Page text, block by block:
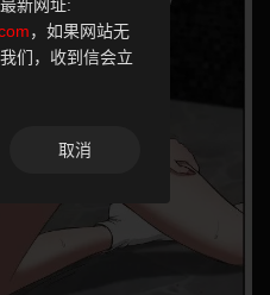
新网址:
，如果网站无
们，收到信会立
取消